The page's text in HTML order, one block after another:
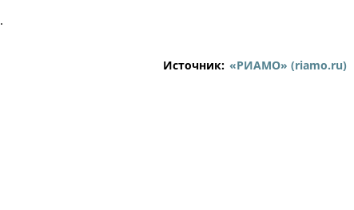
Источник: «РИАМО» (riamo.ru)